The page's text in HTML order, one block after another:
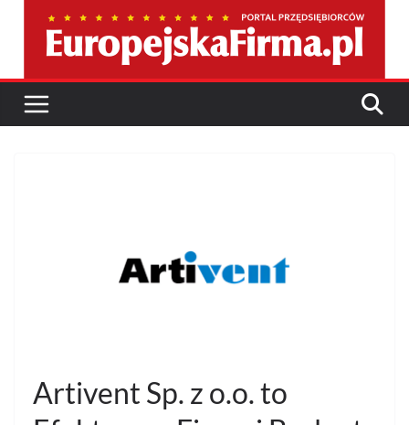
Artivent Sp. z o.o. to